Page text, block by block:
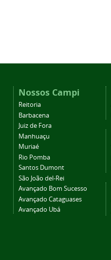
Nossos Campi
Reitoria
Barbacena
Juiz de Fora
Manhuaçu
Muriaé
Rio Pomba
Santos Dumont
São João del-Rei
Avançado Bom Sucesso
Avançado Cataguases
Avançado Ubá